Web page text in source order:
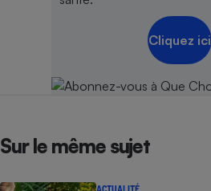
Cliquez ici
Sur le même sujet
ACTUALITÉ